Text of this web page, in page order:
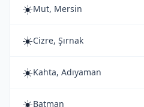
☀️Mut, Mersin
☀️Cizre, Şırnak
☀️Kahta, Adıyaman
☀️Batman